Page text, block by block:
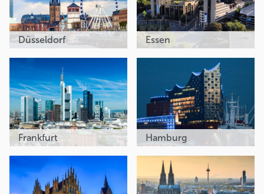
Düsseldorf Essen
Frankfurt Hamburg